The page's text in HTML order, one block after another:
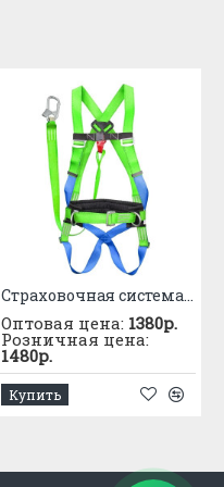
Страховочная система УС 2 аАЖ со стропом из ленты с амортизатором
Оптовая цена: 1380р.
Розничная цена:
1480р.
Купить